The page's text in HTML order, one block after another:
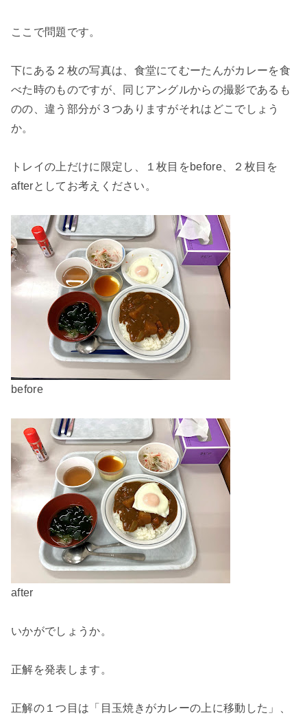
ここで問題です。
下にある２枚の写真は、食堂にてむーたんがカレーを食
べた時のものですが、同じアングルからの撮影であるも
のの、違う部分が３つありますがそれはどこでしょう
か。
トレイの上だけに限定し、１枚目をbefore、２枚目を
afterとしてお考えください。
before
after
いかがでしょうか。
正解を発表します。
正解の１つ目は「目玉焼きがカレーの上に移動した」、